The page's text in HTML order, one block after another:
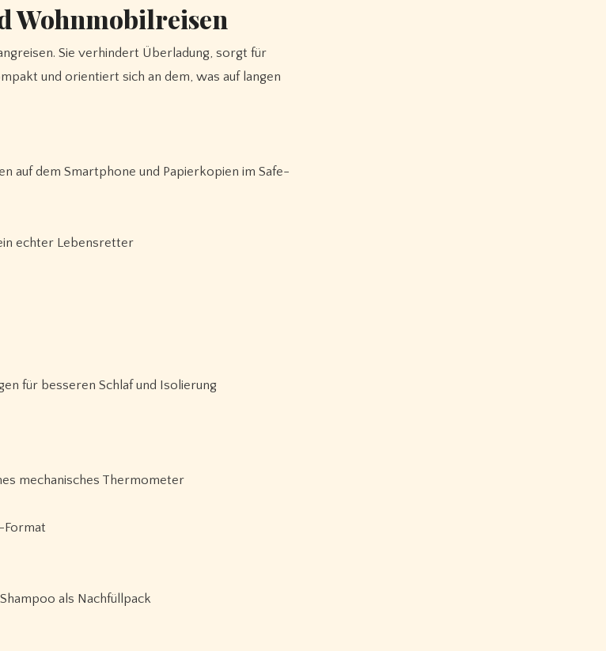
Wohnmobilreisen
Sie verhindert Überladung, sorgt für
und orientiert sich an dem, was auf langen
auf dem Smartphone und Papierkopien im Safe-
echter Lebensretter
für besseren Schlaf und Isolierung
mechanisches Thermometer
Format
als Nachfüllpack